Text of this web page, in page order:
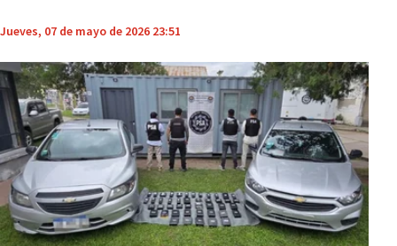
Jueves, 07 de mayo de 2026 23:51